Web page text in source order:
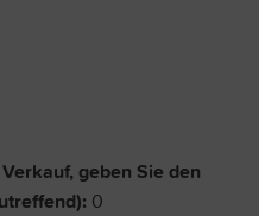
geben Sie den
0